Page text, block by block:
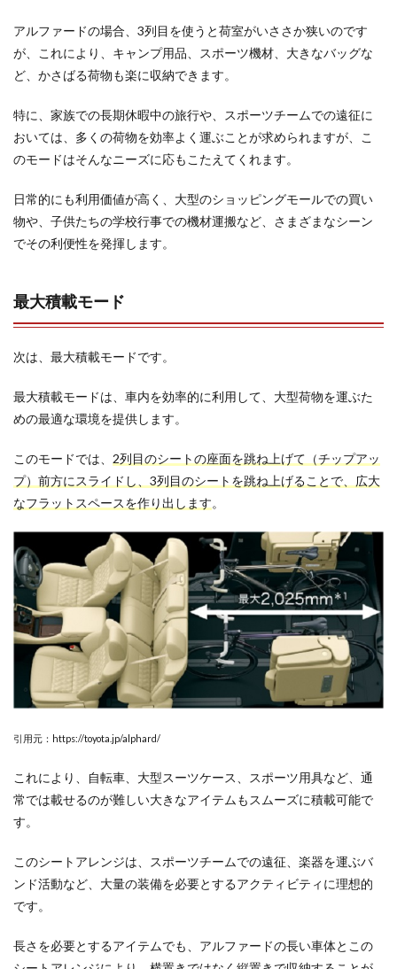
アルファードの場合、3列目を使うと荷室がいささか狭いのです
が、これにより、キャンプ用品、スポーツ機材、大きなバッグな
ど、かさばる荷物も楽に収納できます。
特に、家族での長期休暇中の旅行や、スポーツチームでの遠征に
おいては、多くの荷物を効率よく運ぶことが求められますが、こ
のモードはそんなニーズに応もこたえてくれます。
日常的にも利用価値が高く、大型のショッピングモールでの買い
物や、子供たちの学校行事での機材運搬など、さまざまなシーン
でその利便性を発揮します。
最大積載モード
次は、最大積載モードです。
最大積載モードは、車内を効率的に利用して、大型荷物を運ぶた
めの最適な環境を提供します。
このモードでは、 2列目のシートの座面を跳ね上げて（チップアッ
プ）前方にスライドし、3列目のシートを跳ね上げることで、広大
なフラットスペースを作り出します。
引用元：https://toyota.jp/alphard/
これにより、自転車、大型スーツケース、スポーツ用具など、通
常では載せるのが難しい大きなアイテムもスムーズに積載可能で
す。
このシートアレンジは、スポーツチームでの遠征、楽器を運ぶバ
ンド活動など、大量の装備を必要とするアクティビティに理想的
です。
長さを必要とするアイテムでも、アルファードの長い車体とこの